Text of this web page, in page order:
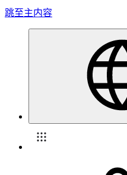
跳至主内容